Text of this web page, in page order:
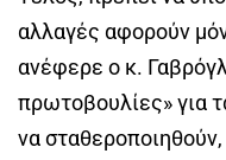
αλλαγές αφορούν
ανέφερε ο κ.
πρωτοβουλίες» για
να